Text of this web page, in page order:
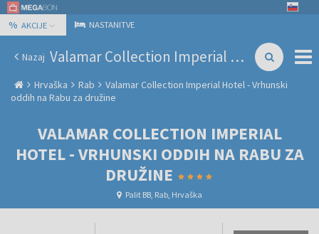
% AKCIJE NASTANITVE
Nazaj Valamar Collection Imperial Hotel - Vrhunski oddih na Rabu za družine
Hrvaška Rab
Valamar Collection Imperial Hotel - Vrhunski
oddih na Rabu za družine
VALAMAR COLLECTION IMPERIAL
HOTEL - VRHUNSKI ODDIH NA RABU ZA
DRUŽINE
Palit BB, Rab, Hrvaška